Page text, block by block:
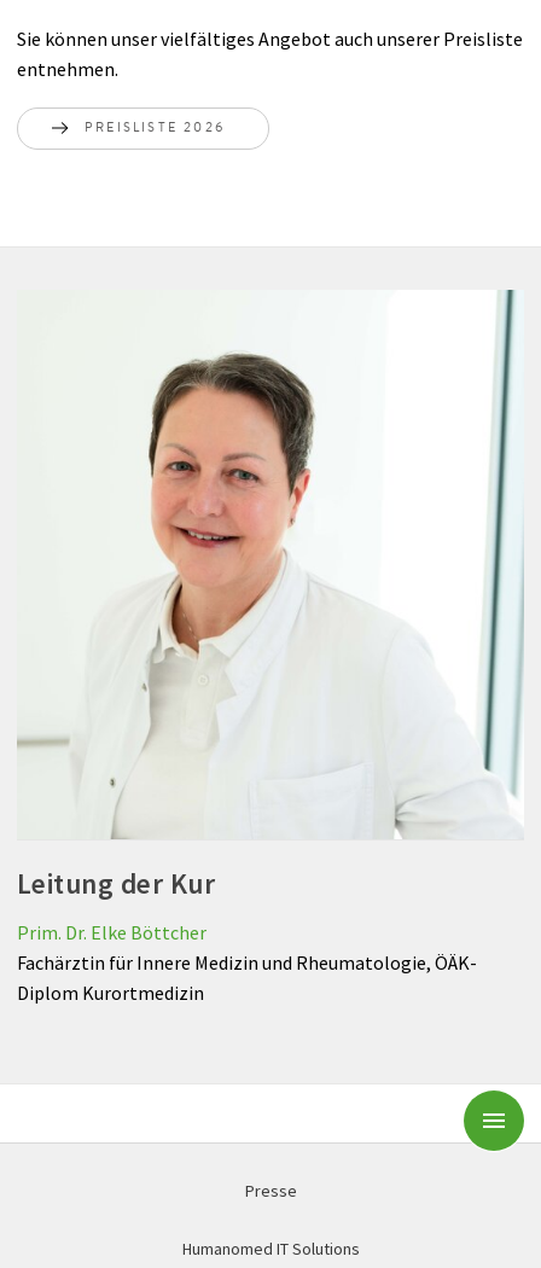
Sie können unser vielfältiges Angebot auch unserer Preisliste
entnehmen.
PREISLISTE 2026
Leitung der Kur
Prim. Dr. Elke Böttcher
Fachärztin für Innere Medizin und Rheumatologie, ÖÄK-
Diplom Kurortmedizin
Presse
Humanomed IT Solutions